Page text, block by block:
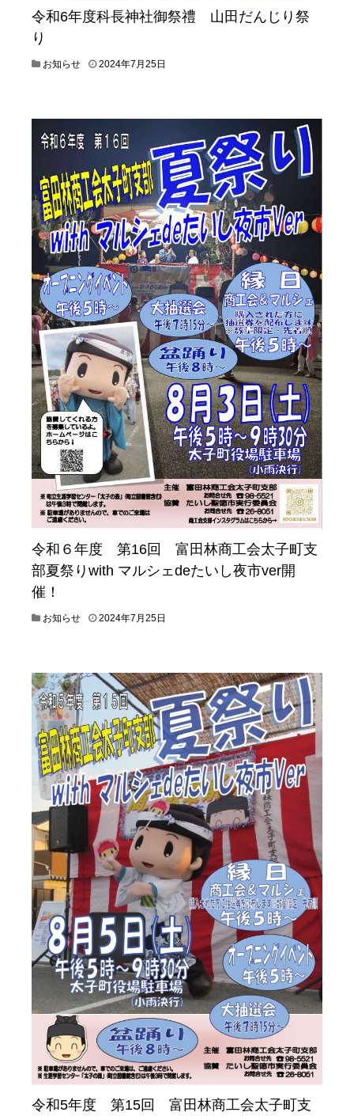
令和6年度科長神社御祭禮 山田だんじり祭
り
お知らせ 2024年7月25日
年
月
2
4
日
令和６年度 第16回 富田林商工会太子町支
部夏祭りwith マルシェdeたいし夜市ver開
催！
お知らせ 2024年7月25日
年
7
月
2
4
日
令和5年度 第15回 富田林商工会太子町支